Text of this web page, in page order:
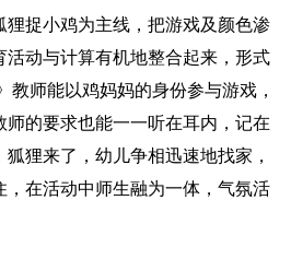
捉小鸡为主线，把游戏及颜色渗
活动与计算有机地整合起来，形式
教师能以鸡妈妈的身份参与游戏，
的要求也能一一听在耳内，记在
狸来了，幼儿争相迅速地找家，
，在活动中师生融为一体，气氛活